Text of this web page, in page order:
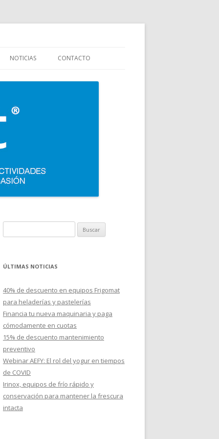
NOTICIAS CONTACTO
u
c
r
ÚLTIMAS NOTICIAS
40% de descuento en equipos Frigomat
para heladerías y pastelerías
Financia tu nueva maquinaria y paga
cómodamente en cuotas
15% de descuento mantenimiento
preventivo
Webinar AEFY: El rol del yogur en tiempos
de COVID
Irinox, equipos de frío rápido y
conservación para mantener la frescura
intacta